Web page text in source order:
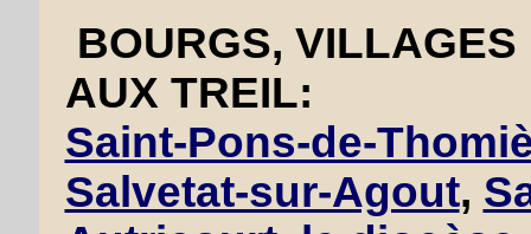
BOURGS,
AUX TREIL:
Saint-Pons-de-
Salvetat-sur-Agout,